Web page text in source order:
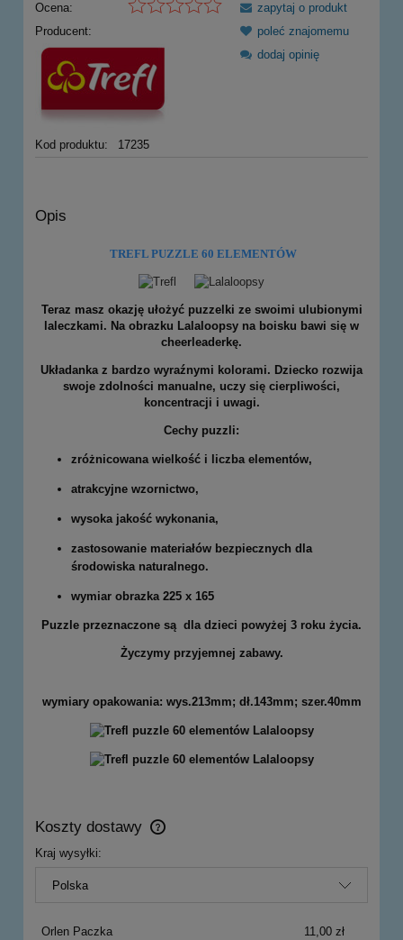
Ocena:
Producent:
Kod produktu: 17235
zapytaj o produkt
poleć znajomemu
dodaj opinię
Opis
TREFL PUZZLE 60 ELEMENTÓW
Teraz masz okazję ułożyć puzzelki ze swoimi ulubionymi
laleczkami. Na obrazku Lalaloopsy na boisku bawi się w
cheerleaderkę.
Układanka z bardzo wyraźnymi kolorami. Dziecko rozwija
swoje zdolności manualne, uczy się cierpliwości,
koncentracji i uwagi.
Cechy puzzli:
zróżnicowana wielkość i liczba elementów,
atrakcyjne wzornictwo,
wysoka jakość wykonania,
zastosowanie materiałów bezpiecznych dla
środowiska naturalnego.
wymiar obrazka 225 x 165
Puzzle przeznaczone są dla dzieci powyżej 3 roku życia.
Życzymy przyjemnej zabawy.
wymiary opakowania: wys.213mm; dł.143mm; szer.40mm
Koszty dostawy
Cena nie zawiera ewentualnych kosztów płatności
Kraj wysyłki:
Orlen Paczka 11,00 zł